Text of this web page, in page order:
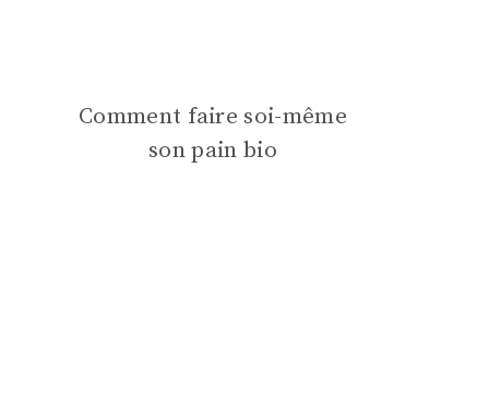
Comment faire soi-même
son pain bio